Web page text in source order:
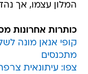
המלון עצמו, אך
כותרות אחרונות
קופי אנאן מונה
מתכנסים
צפו: עיתונאית